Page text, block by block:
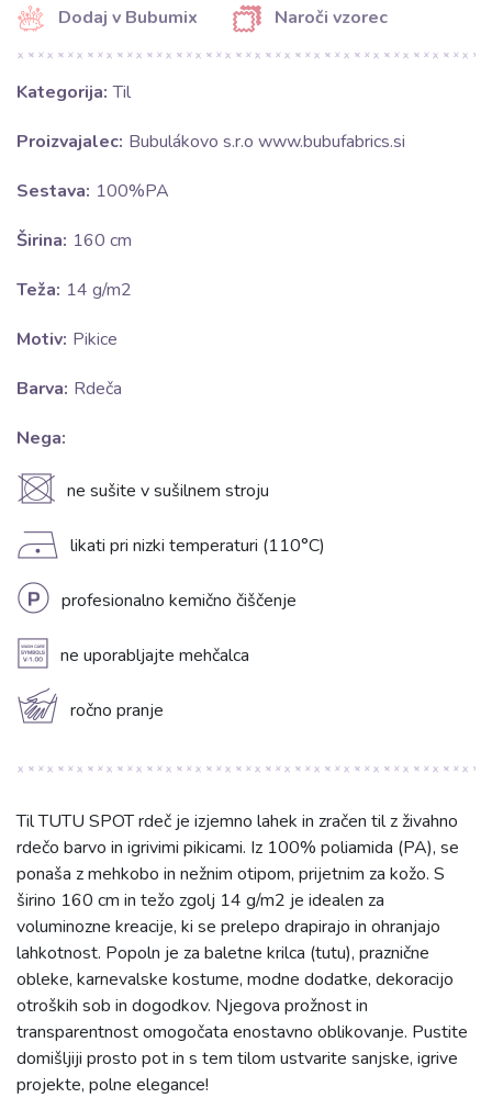
Dodaj v Bubumix
Naroči vzorec
Kategorija: Til
Proizvajalec: Bubulákovo s.r.o www.bubufabrics.si
Sestava: 100%PA
Širina: 160 cm
Teža: 14 g/m2
Motiv: Pikice
Barva: Rdeča
Nega:
U ne sušite v sušilnem stroju
D likati pri nizki temperaturi (110°C)
L profesionalno kemično čiščenje
A ne uporabljajte mehčalca
c ročno pranje
Til TUTU SPOT rdeč je izjemno lahek in zračen til z živahno
rdečo barvo in igrivimi pikicami. Iz 100% poliamida (PA), se
ponaša z mehkobo in nežnim otipom, prijetnim za kožo. S
širino 160 cm in težo zgolj 14 g/m2 je idealen za
voluminozne kreacije, ki se prelepo drapirajo in ohranjajo
lahkotnost. Popoln je za baletne krilca (tutu), praznične
obleke, karnevalske kostume, modne dodatke, dekoracijo
otroških sob in dogodkov. Njegova prožnost in
transparentnost omogočata enostavno oblikovanje. Pustite
domišljiji prosto pot in s tem tilom ustvarite sanjske, igrive
projekte, polne elegance!